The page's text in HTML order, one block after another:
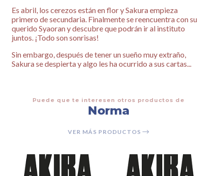
Es abril, los cerezos están en flor y Sakura empieza
primero de secundaria. Finalmente se reencuentra con su
querido Syaoran y descubre que podrán ir al instituto
juntos. ¡Todo son sonrisas!
Sin embargo, después de tener un sueño muy extraño,
Sakura se despierta y algo les ha ocurrido a sus cartas...
Puede que te interesen otros productos de
Norma
VER MÁS PRODUCTOS